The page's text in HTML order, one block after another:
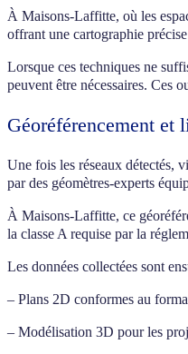
À Maisons-Laffitte, où les
offrant une cartographie
Lorsque ces techniques ne
peuvent être nécessaires. Ces
Géoréférencement et
Une fois les réseaux détectés,
par des géomètres-experts
À Maisons-Laffitte, ce
la classe A requise par la
Les données collectées sont
– Plans 2D conformes au
– Modélisation 3D pour les